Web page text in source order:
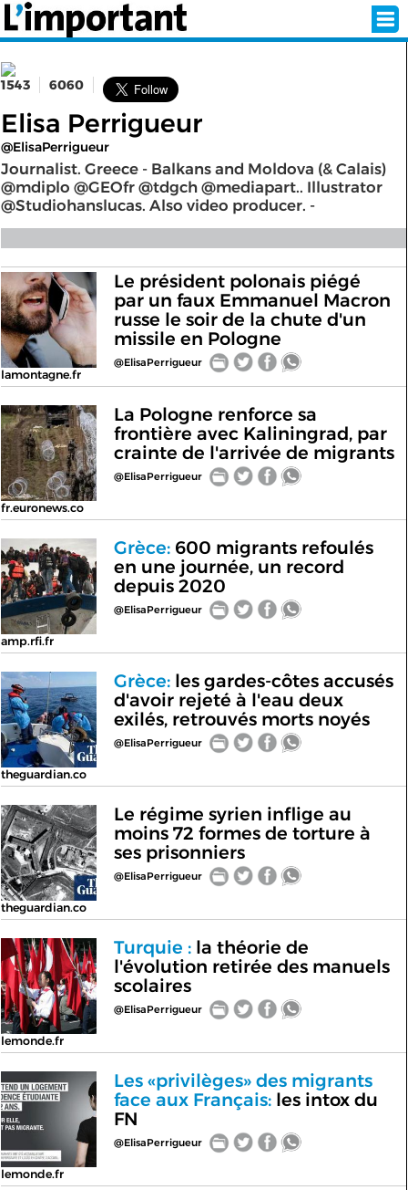
SÉLECTION DE L'ÉTÉ
ABONNEZ-VOUS À LA NEWSLETTER!
SUIVEZ NOUS:
< RETOUR À L'ACCUEIL
1543 6060
Elisa Perrigueur
@ElisaPerrigueur
Journalist. Greece - Balkans and Moldova (& Calais)
@mdiplo @GEOfr @tdgch @mediapart.. Illustrator
@Studiohanslucas. Also video producer. -
lamontagne.fr
Le président polonais piégé
par un faux Emmanuel Macron
russe le soir de la chute d'un
missile en Pologne
@ElisaPerrigueur
fr.euronews.co
La Pologne renforce sa
frontière avec Kaliningrad, par
crainte de l'arrivée de migrants
@ElisaPerrigueur
amp.rfi.fr
Grèce:600 migrants refoulés
en une journée, un record
depuis 2020
@ElisaPerrigueur
theguardian.co
Grèce:les gardes-côtes accusés
d'avoir rejeté à l'eau deux
exilés, retrouvés morts noyés
@ElisaPerrigueur
theguardian.co
Le régime syrien inflige au
moins 72 formes de torture à
ses prisonniers
@ElisaPerrigueur
lemonde.fr
Turquie :la théorie de
l'évolution retirée des manuels
scolaires
@ElisaPerrigueur
lemonde.fr
Les «privilèges» des migrants
face aux Français:les intox du
FN
@ElisaPerrigueur